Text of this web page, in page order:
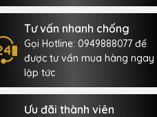
Tư vấn nhanh chống
Gọi Hotline: 0949888077 để
được tư vấn mua hàng ngay
lập tức
Ưu đãi thành viên